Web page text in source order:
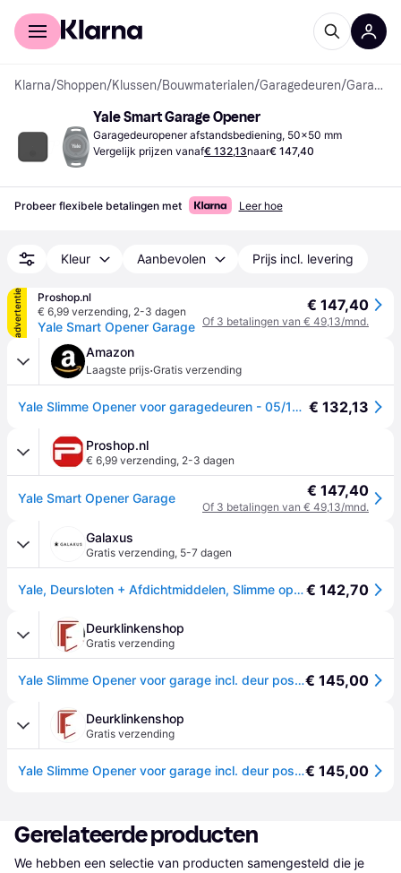
Voor shoppers
Klarna/Shoppen/Klussen/Bouwmaterialen/Garagedeuren/ Garagedeuropener afstandsbedieningen
Yale Smart Garage Opener
Garagedeuropener afstandsbediening, 50x50 mm
Vergelijk prijzen vanaf€ 132,13naar€ 147,40
Probeer flexibele betalingen met Leer hoe
Kleur Aanbevolen Prijs incl. levering
advertentie
Proshop.nl
€ 6,99 verzending, 2-3 dagen
Yale Smart Opener Garage
€ 147,40
Of 3 betalingen van € 49,13/mnd.
Amazon
Laagste prijs·Gratis verzending
Yale Slimme Opener voor garagedeuren - 05/102300/BW - Inclusief Deur positiesensor - Geïntegreerde WiFi verbinding - Openen op afstand - Gedeelde toegang - Gemakkelijke installatie € 132,13
Proshop.nl
€ 6,99 verzending, 2-3 dagen
Yale Smart Opener Garage € 147,40
Of 3 betalingen van € 49,13/mnd.
Galaxus
Gratis verzending, 5-7 dagen
Yale, Deursloten + Afdichtmiddelen, Slimme opener Garage (Interieur)€ 142,70
Deurklinkenshop
Gratis verzending
Yale Slimme Opener voor garage incl. deur positiesensor€ 145,00
Deurklinkenshop
Gratis verzending
Yale Slimme Opener voor garage incl. deur positiesensor€ 145,00
Gerelateerde producten
We hebben een selectie van producten samengesteld die je